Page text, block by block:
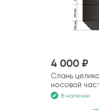
4 000 ₽
Слань
носовой
В наличии